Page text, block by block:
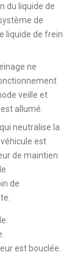
du liquide de
de
liquide de frein
ne
veille et
allumé.
neutralise la
est
de maintien
de
est bouclée.